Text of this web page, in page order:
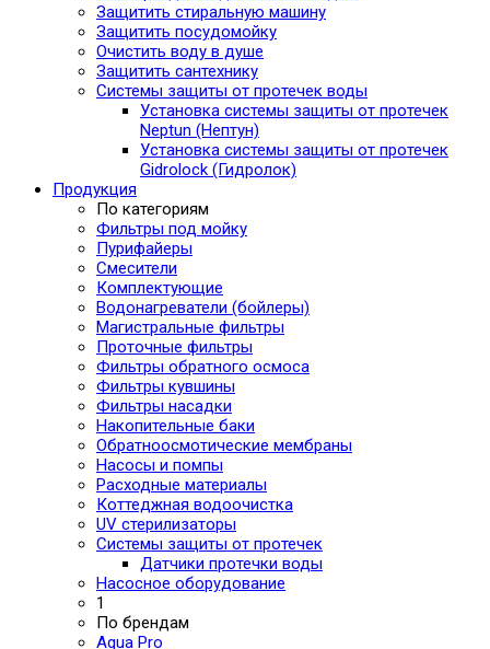
Защитить стиральную машину
Защитить посудомойку
Очистить воду в душе
Защитить сантехнику
Системы защиты от протечек воды
Установка системы защиты от протечек
Neptun (Нептун)
Установка системы защиты от протечек
Gidrolock (Гидролок)
Продукция
По категориям
Фильтры под мойку
Пурифайеры
Смесители
Комплектующие
Водонагреватели (бойлеры)
Магистральные фильтры
Проточные фильтры
Фильтры обратного осмоса
Фильтры кувшины
Фильтры насадки
Накопительные баки
Обратноосмотические мембраны
Насосы и помпы
Расходные материалы
Коттеджная водоочистка
UV стерилизаторы
Системы защиты от протечек
Датчики протечки воды
Насосное оборудование
1
По брендам
Aqua Pro